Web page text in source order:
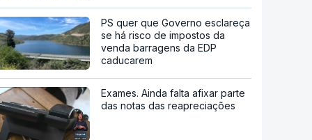
PS quer que Governo esclareça
se há risco de impostos da
venda barragens da EDP
caducarem
Exames. Ainda falta afixar parte
das notas das reapreciações